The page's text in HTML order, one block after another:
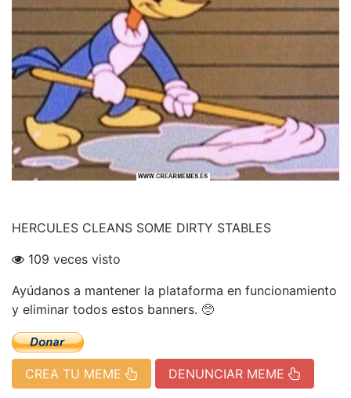
HERCULES CLEANS SOME DIRTY STABLES
109 veces visto
Ayúdanos a mantener la plataforma en funcionamiento
y eliminar todos estos banners. 🥺
CREA TU MEME DENUNCIAR MEME